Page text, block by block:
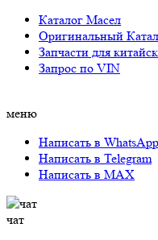
Каталог Масел
Оригинальный
Запчасти для
Запрос по VIN
меню
Написать в WhatsApp
Написать в Telegram
Написать в MAX
чат